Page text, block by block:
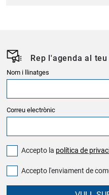
Rep l'agenda al
Nom i llinatges
Correu electrònic
Accepto la política de
Accepto l'enviament de